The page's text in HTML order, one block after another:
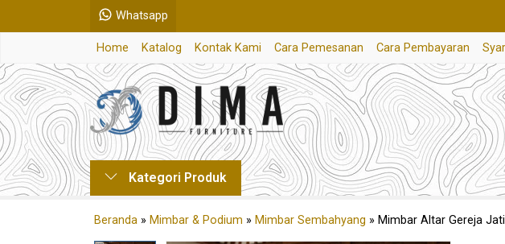
Whatsapp
Home Katalog Kontak Kami Cara Pemesanan Cara Pembayaran
Kategori Produk
Beranda » Mimbar & Podium » Mimbar Sembahyang » Mimbar Altar Gereja